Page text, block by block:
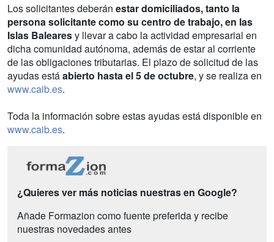
Los solicitantes deberán estar domiciliados, tanto la
persona solicitante como su centro de trabajo, en las
Islas Balearesy llevar a cabo la actividad empresarial en
dicha comunidad autónoma, además de estar al corriente
de las obligaciones tributarias. El plazo de solicitud de las
ayudas estáabierto hasta el 5 de octubre, y se realiza en
www.caib.es.
Toda la información sobre estas ayudas está disponible en
www.caib.es.
¿Quieres ver más noticias nuestras en Google?
Añade Formazion como fuente preferida y recibe
nuestras novedades antes